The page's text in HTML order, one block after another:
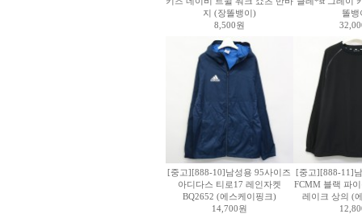
지 (장똘뱅이)
8,500원
똘뱅
[중고][888-10]남성용 95사이즈
아디다스 티로17 레인자켓
BQ2652 (에스케이핑크)
14,700원
[중고][888-11]
FCMM 블랙 파
레이크 상의 (